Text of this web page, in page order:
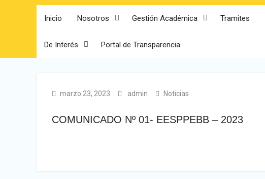
Inicio Nosotros Gestión Académica Tramites
De Interés Portal de Transparencia
marzo 23, 2023 admin Noticias
COMUNICADO Nº 01- EESPPEBB – 2023